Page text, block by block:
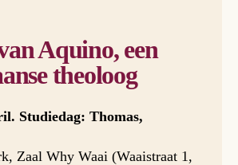
Aquino, een
theoloog
Studiedag: Thomas,
Zaal Why Waai (Waaistraat 1,